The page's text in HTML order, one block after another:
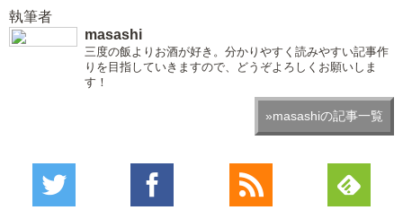
執筆者
masashi
三度の飯よりお酒が好き。分かりやすく読みやすい記事作
りを目指していきますので、どうぞよろしくお願いしま
す！
»masashiの記事一覧